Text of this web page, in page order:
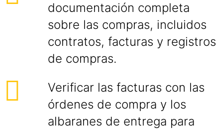
documentación completa
sobre las compras, incluidos
contratos, facturas y registros
de compras.
Verificar las facturas con las
órdenes de compra y los
albaranes de entrega para